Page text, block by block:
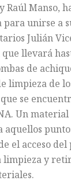
Raúl Manso,
unirse a
Julián
llevará
de
limpieza de
se
Un
el acceso del
limpieza y